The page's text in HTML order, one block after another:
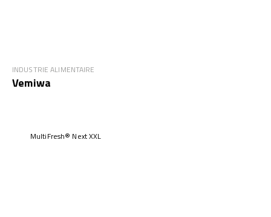
INDUSTRIE ALIMENTAIRE
Vemiwa
MultiFresh® Next XXL